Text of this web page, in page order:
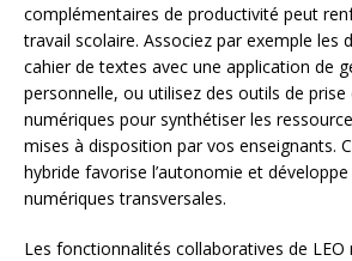
complémentaires de productivité peut
travail scolaire. Associez par exemple les
cahier de textes avec une application de
personnelle, ou utilisez des outils de prise
numériques pour synthétiser les
mises à disposition par vos enseignants.
hybride favorise l’autonomie et
numériques transversales.
Les fonctionnalités collaboratives de LEO